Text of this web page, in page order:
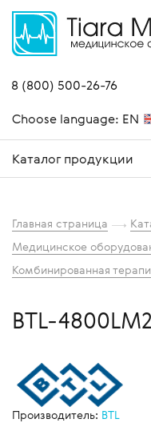
8 (800) 500-26-76
Choose language: EN
Каталог продукции
Главная страница
Медицинское
Комбинированная
BTL-
Производитель: BTL